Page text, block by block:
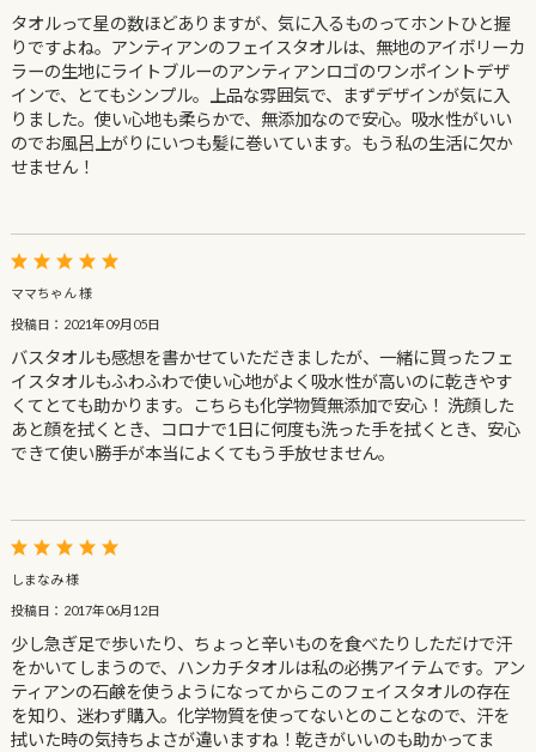
タオルって星の数ほどありますが、気に入るものってホントひと握
りですよね。アンティアンのフェイスタオルは、無地のアイボリーカ
ラーの生地にライトブルーのアンティアンロゴのワンポイントデザ
インで、とてもシンプル。上品な雰囲気で、まずデザインが気に入
りました。使い心地も柔らかで、無添加なので安心。吸水性がいい
のでお風呂上がりにいつも髪に巻いています。もう私の生活に欠か
せません！
ママちゃん 様
投稿日：2021年09月05日
バスタオルも感想を書かせていただきましたが、一緒に買ったフェ
イスタオルもふわふわで使い心地がよく吸水性が高いのに乾きやす
くてとても助かります。こちらも化学物質無添加で安心！ 洗顔した
あと顔を拭くとき、コロナで1日に何度も洗った手を拭くとき、安心
できて使い勝手が本当によくてもう手放せません。
しまなみ 様
投稿日：2017年06月12日
少し急ぎ足で歩いたり、ちょっと辛いものを食べたりしただけで汗
をかいてしまうので、ハンカチタオルは私の必携アイテムです。アン
ティアンの石鹸を使うようになってからこのフェイスタオルの存在
を知り、迷わず購入。化学物質を使ってないとのことなので、汗を
拭いた時の気持ちよさが違いますね！乾きがいいのも助かってま